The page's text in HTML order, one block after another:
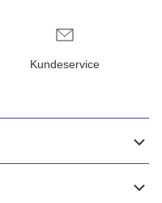
Kundeservice